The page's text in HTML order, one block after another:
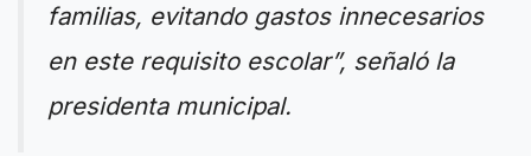
familias, evitando gastos innecesarios
en este requisito escolar”, señaló la
presidenta municipal.